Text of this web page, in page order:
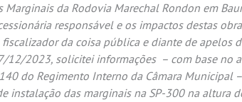
Marginais da Rodovia Marechal Rondon em
responsável e os impactos destas
fiscalizador da coisa pública e diante de apelos
12/2023, solicitei informações – com base no
do Regimento Interno da Câmara Municipal
instalação das marginais na SP-300 na altura